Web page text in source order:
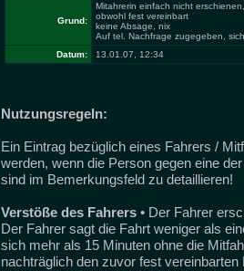
Grund:
Mitahrerin einfach nicht erschienen,
obwohl fest vereinbart
keine Absage, nix
Auf tel. Nachfrage zugegeben,
Datum:
13.01.07, 12:34
Nutzungsregeln:
Ein Eintrag bezüglich eines Fahrers /
werden, wenn die Person gegen eine
sind im Bemerkungsfeld zu detaillieren!
Verstöße des Fahrers • Der Fahrer
Der Fahrer sagt die Fahrt weniger als
sich mehr als 15 Minuten ohne die
nachträglich den zuvor fest